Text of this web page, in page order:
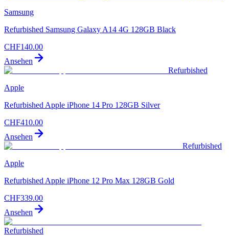
Samsung
Refurbished Samsung Galaxy A14 4G 128GB Black
CHF140.00
Ansehen
Refurbished
Apple
Refurbished Apple iPhone 14 Pro 128GB Silver
CHF410.00
Ansehen
Refurbished
Apple
Refurbished Apple iPhone 12 Pro Max 128GB Gold
CHF339.00
Ansehen
Refurbished